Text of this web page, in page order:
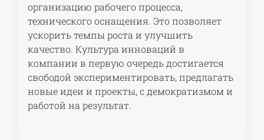
организацию рабочего процесса,
технического оснащения. Это позволяет
ускорить темпы роста и улучшить
качество. Культура инноваций в
компании в первую очередь достигается
свободой экспериментировать, предлагать
новые идеи и проекты, с демократизмом и
работой на результат.